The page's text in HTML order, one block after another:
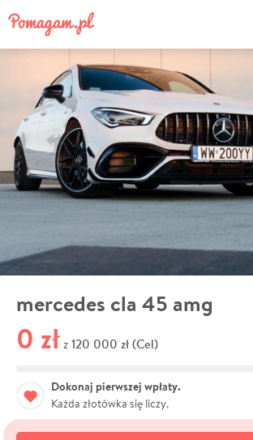
mercedes cla 45 amg
0 zł z 120 000 zł (Cel)
Dokonaj pierwszej wpłaty.
Każda złotówka się liczy.